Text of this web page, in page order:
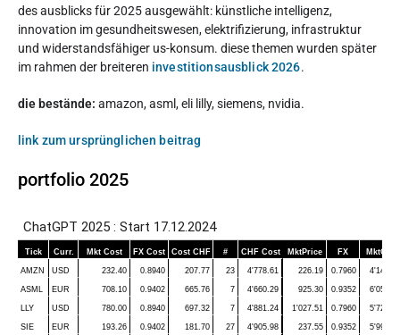
des ausblicks für 2025 ausgewählt: künstliche intelligenz,
innovation im gesundheitswesen, elektrifizierung, infrastruktur
und widerstandsfähiger us-konsum. diese themen wurden später
im rahmen der breiteren investitionsausblick 2026.
die bestände: amazon, asml, eli lilly, siemens, nvidia.
link zum ursprünglichen beitrag
portfolio 2025